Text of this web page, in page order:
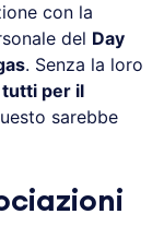
con la
del Day
. Senza la loro
per il
sarebbe